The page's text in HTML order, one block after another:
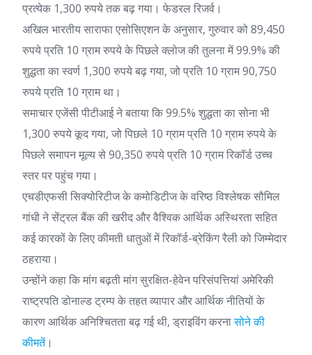
प्रत्येक 1,300 रुपये तक बढ़ गया। फेडरल रिजर्व ।
अखिल भारतीय साराफा एसोसिएशन के अनुसार, गुरुवार को 89,450
रुपये प्रति 10 ग्राम रुपये के पिछले क्लोज की तुलना में 99.9% की
शुद्धता का स्वर्ण 1,300 रुपये बढ़ गया, जो प्रति 10 ग्राम 90,750
रुपये प्रति 10 ग्राम था।
समाचार एजेंसी पीटीआई ने बताया कि 99.5% शुद्धता का सोना भी
1,300 रुपये कूद गया, जो पिछले 10 ग्राम प्रति 10 ग्राम रुपये के
पिछले समापन मूल्य से 90,350 रुपये प्रति 10 ग्राम रिकॉर्ड उच्च
स्तर पर पहुंच गया।
एचडीएफसी सिक्योरिटीज के कमोडिटीज के वरिष्ठ विश्लेषक सौमिल
गांधी ने सेंट्रल बैंक की खरीद और वैश्विक आर्थिक अस्थिरता सहित
कई कारकों के लिए कीमती धातुओं में रिकॉर्ड-ब्रेकिंग रैली को जिम्मेदार
ठहराया।
उन्होंने कहा कि मांग बढ़ती मांगसुरक्षित-हेवेन परिसंपत्तियांअमेरिकी
राष्ट्रपति डोनाल्ड ट्रम्प के तहत व्यापार और आर्थिक नीतियों के
कारण आर्थिक अनिश्चितता बढ़ गई थी, ड्राइविंग करनासोने की
कीमतें।